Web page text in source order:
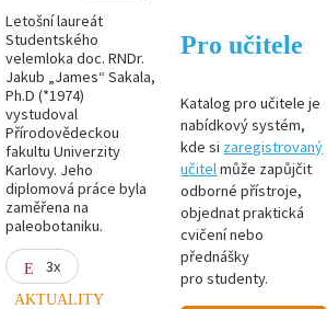
Letošní laureát
Studentského
velemloka doc. RNDr.
Jakub „James“ Sakala,
Ph.D (*1974)
vystudoval
Přírodovědeckou
fakultu Univerzity
Karlovy. Jeho
diplomová práce byla
zaměřena na
paleobotaniku.
3x
AKTUALITY
Pro učitele
Katalog pro učitele je
nabídkový systém,
kde si zaregistrovaný
učitelmůže zapůjčit
odborné přístroje,
objednat praktická
cvičení nebo
přednášky
pro studenty.